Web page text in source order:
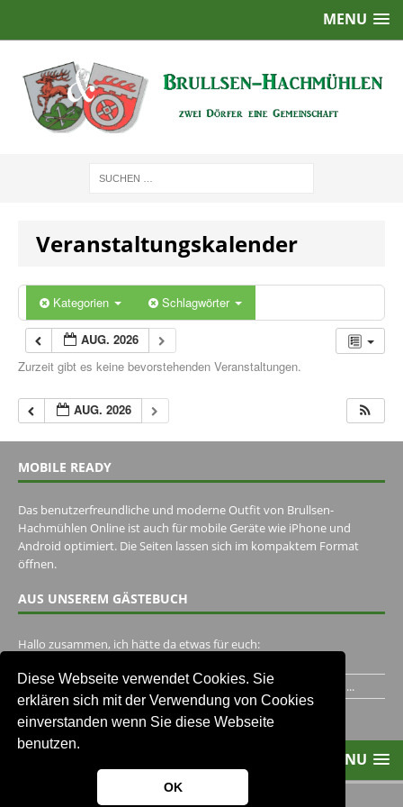
Diese Webseite verwendet Cookies. Sie
erklären sich mit der Verwendung von Cookies
einverstanden wenn Sie diese Webseite
benutzen.
OK
MENU
Veranstaltungskalender
Kategorien Schlagwörter
AUG. 2026
Zurzeit gibt es keine bevorstehenden Veranstaltungen.
AUG. 2026
MOBILE READY
Das benutzerfreundliche und moderne Outfit von Brullsen-
Hachmühlen Online ist auch für mobile Geräte wie iPhone und
Android optimiert. Die Seiten lassen sich im kompaktem Format
öffnen.
AUS UNSEREM GÄSTEBUCH
Hallo zusammen, ich hätte da etwas für euch:
Ich habe ein Jahr im Gasthaus Hugo Pape verbracht..Habe ihn...
Unser Gästebuch besuchen
MENU